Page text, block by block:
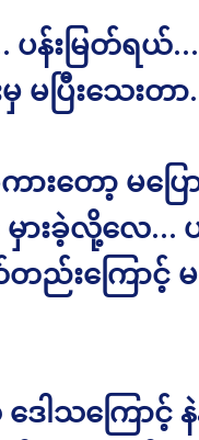
ပန်းမြတ်ရယ်
မပြီးသေးတာ
းတော့ မပြေ
ားခဲ့လို့လေ… ပ
ည်းကြောင့်
ေါသကြောင့်